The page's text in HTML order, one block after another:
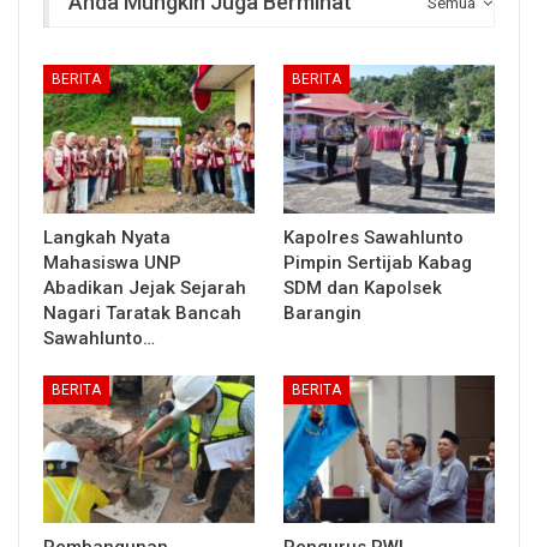
Semua
BERITA
Langkah Nyata
Mahasiswa UNP
Abadikan Jejak Sejarah
Nagari Taratak Bancah
Sawahlunto…
BERITA
Kapolres Sawahlunto
Pimpin Sertijab Kabag
SDM dan Kapolsek
Barangin
BERITA BERITA